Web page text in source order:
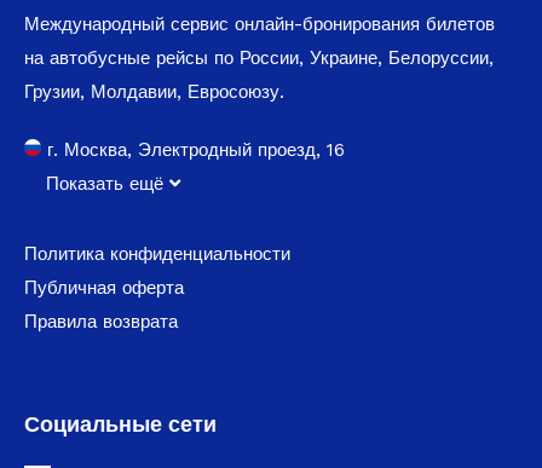
Международный сервис онлайн-бронирования билетов
на автобусные рейсы по России, Украине, Белоруссии,
Грузии, Молдавии, Евросоюзу.
г. Москва, Электродный проезд, 16
Показать ещё
Политика конфиденциальности
Публичная оферта
Правила возврата
Социальные сети